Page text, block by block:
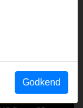
Godkend